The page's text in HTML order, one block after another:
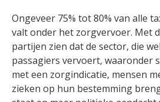
Ongeveer 75% tot 80% van alle
valt onder het zorgvervoer. Met
partijen zien dat de sector, die
passagiers vervoert, waaronder
met een zorgindicatie, mensen
zieken op hun bestemming